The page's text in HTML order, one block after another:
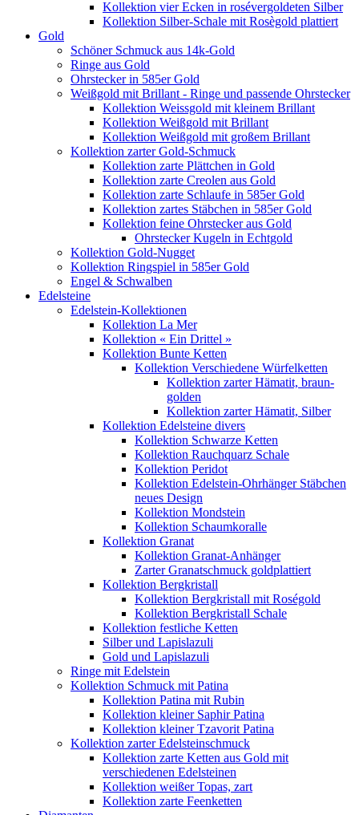
Kollektion vier Ecken in rosévergoldeten Silber
Kollektion Silber-Schale mit Rosègold plattiert
Gold
Schöner Schmuck aus 14k-Gold
Ringe aus Gold
Ohrstecker in 585er Gold
Weißgold mit Brillant - Ringe und passende Ohrstecker
Kollektion Weissgold mit kleinem Brillant
Kollektion Weißgold mit Brillant
Kollektion Weißgold mit großem Brillant
Kollektion zarter Gold-Schmuck
Kollektion zarte Plättchen in Gold
Kollektion zarte Creolen aus Gold
Kollektion zarte Schlaufe in 585er Gold
Kollektion zartes Stäbchen in 585er Gold
Kollektion feine Ohrstecker aus Gold
Ohrstecker Kugeln in Echtgold
Kollektion Gold-Nugget
Kollektion Ringspiel in 585er Gold
Engel & Schwalben
Edelsteine
Edelstein-Kollektionen
Kollektion La Mer
Kollektion « Ein Drittel »
Kollektion Bunte Ketten
Kollektion Verschiedene Würfelketten
Kollektion zarter Hämatit, braun-
golden
Kollektion zarter Hämatit, Silber
Kollektion Edelsteine divers
Kollektion Schwarze Ketten
Kollektion Rauchquarz Schale
Kollektion Peridot
Kollektion Edelstein-Ohrhänger Stäbchen
neues Design
Kollektion Mondstein
Kollektion Schaumkoralle
Kollektion Granat
Kollektion Granat-Anhänger
Zarter Granatschmuck goldplattiert
Kollektion Bergkristall
Kollektion Bergkristall mit Roségold
Kollektion Bergkristall Schale
Kollektion festliche Ketten
Silber und Lapislazuli
Gold und Lapislazuli
Ringe mit Edelstein
Kollektion Schmuck mit Patina
Kollektion Patina mit Rubin
Kollektion kleiner Saphir Patina
Kollektion kleiner Tzavorit Patina
Kollektion zarter Edelsteinschmuck
Kollektion zarte Ketten aus Gold mit
verschiedenen Edelsteinen
Kollektion weißer Topas, zart
Kollektion zarte Feenketten